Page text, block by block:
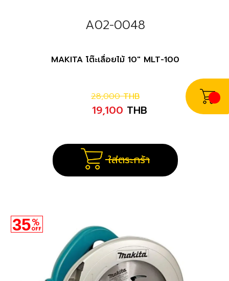
A02-0048
MAKITA โต๊ะเลื่อยไม้ 10" MLT-100
28,000 THB
19,100 THB
ใส่ตระกร้า
35%
OFF